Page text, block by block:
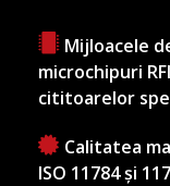
Mijloacele
microchipuri
cititoarelor
Calitatea
ISO 11784 și